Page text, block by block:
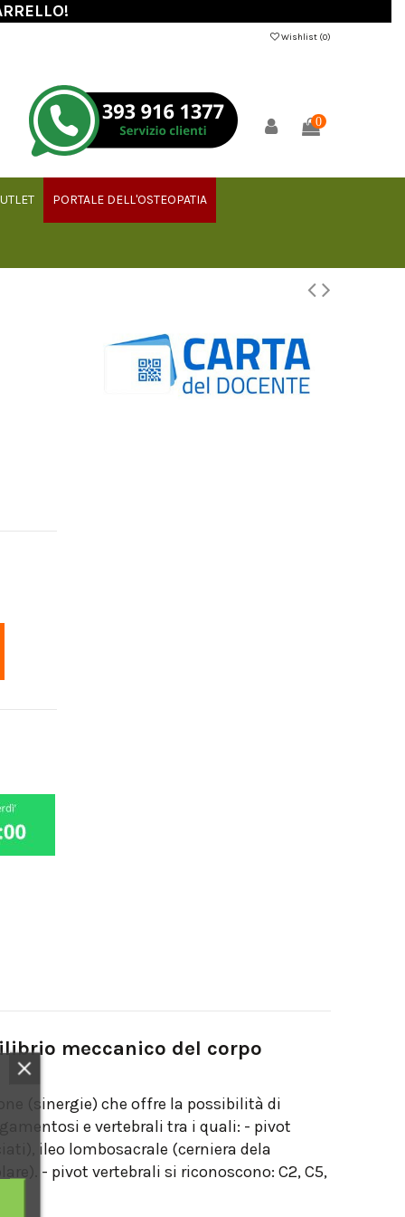
Wishlist (0)
0
PORTALE DELL'OSTEOPATIA
meccanico del corpo
(sinergie) che offre la possibilità di
e vertebrali tra i quali: - pivot
ileo lombosacrale (cerniera dela
- pivot vertebrali si riconoscono: C2, C5,